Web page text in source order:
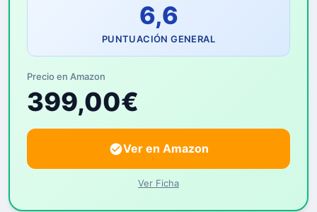
6,6
PUNTUACIÓN GENERAL
Precio en Amazon
399,00€
Ver en Amazon
Ver Ficha